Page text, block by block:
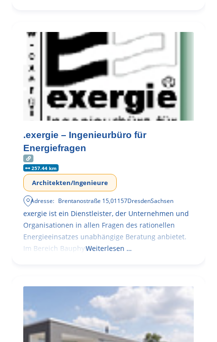
.exergie – Ingenieurbüro für
Energiefragen
257.44 km
Architekten/Ingenieure
Adresse: Brentanostraße 15,01157DresdenSachsen
exergie ist ein Dienstleister, der Unternehmen und
Organisationen in allen Fragen des rationellen
Energieeinsatzes unabhängige Beratung anbietet.
Im Bereich BauphysikWeiterlesen …